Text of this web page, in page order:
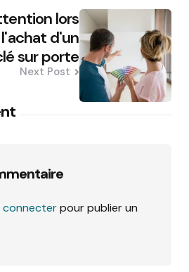
lors
d'un
sur porte
Next Post
connecterpour publier un